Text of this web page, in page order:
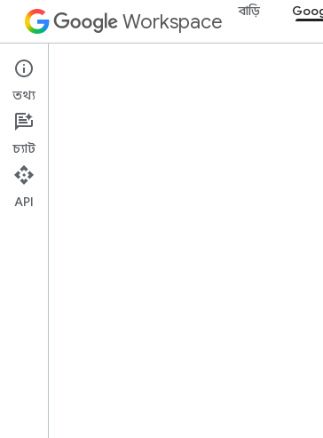
Workspace বাড়ি
Google Drive
ওভারভিউ
তথ্য
চ্যাট
API